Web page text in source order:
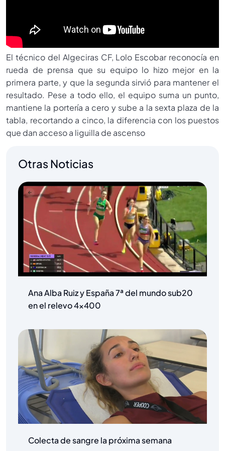
El técnico del Algeciras CF, Lolo Escobar reconocía en
rueda de prensa que su equipo lo hizo mejor en la
primera parte, y que la segunda sirvió para mantener el
resultado. Pese a todo ello, el equipo suma un punto,
mantiene la portería a cero y sube a la sexta plaza de la
tabla, recortando a cinco, la diferencia con los puestos
que dan acceso a liguilla de ascenso
Otras Noticias
Ana Alba Ruiz y España 7ª del mundo sub20
en el relevo 4×400
Colecta de sangre la próxima semana